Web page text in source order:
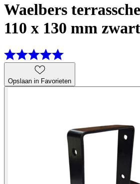
Waelbers
110 x 130 mm zwart
Opslaan in Favorieten